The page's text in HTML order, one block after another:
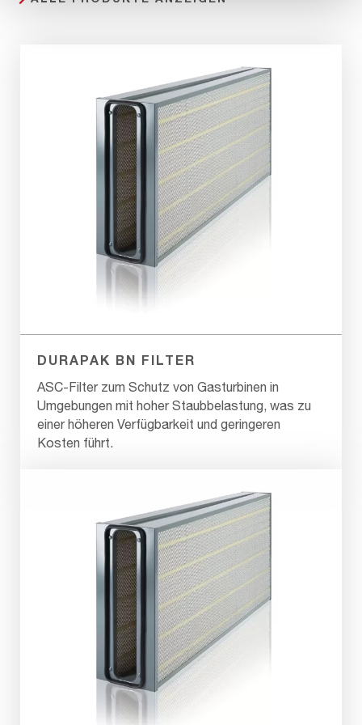
DURAPAK BN FILTER
ASC-Filter zum Schutz von Gasturbinen in
Umgebungen mit hoher Staubbelastung, was zu
einer höheren Verfügbarkeit und geringeren
Kosten führt.